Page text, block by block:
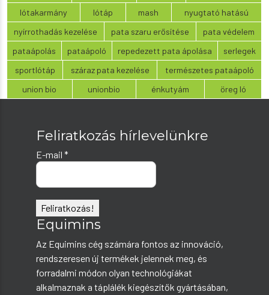
lótakarmány
lótáp mash
nyugtató hatású
nyírrothadás kezelése
pata szaru erősítése
pata védelem
pataápolás
pataápoló repedezett pata ápolása
serlegek
sportlótáp
száraz pata kezelése
természetes pataápoló
union bio
unionbio énkutyám öreg ló
Feliratkozás hírlevelünkre
E-mail *
Equimins
Az Equimins cég számára fontos az innováció,
rendszeresen új termékek jelennek meg, és
forradalmi módon olyan technológiákat
alkalmaznak a táplálék kiegészítők gyártásában,